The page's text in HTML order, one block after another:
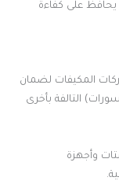
على كفاءة
المكيفات لضمان
التالفة بأخرى
وأجهزة